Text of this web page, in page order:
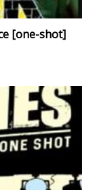
[one-shot]